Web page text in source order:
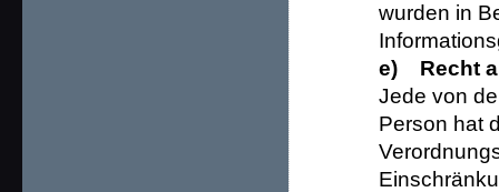
wurden in
e) Recht
Jede von
Person hat